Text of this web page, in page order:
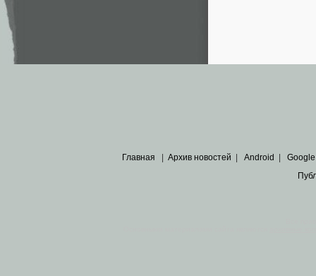
Главная Архив новостей Android Google